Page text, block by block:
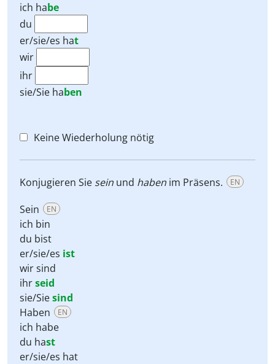
ich habe
du
er/sie/es hat
wir
ihr
sie/Sie haben
Keine Wiederholung nötig
Konjugieren Sie sein und haben im Präsens. EN
Sein EN
ich bin
du bist
er/sie/es ist
wir sind
ihrseid
sie/Siesind
Haben
EN
ich habe
du hast
er/sie/es hat